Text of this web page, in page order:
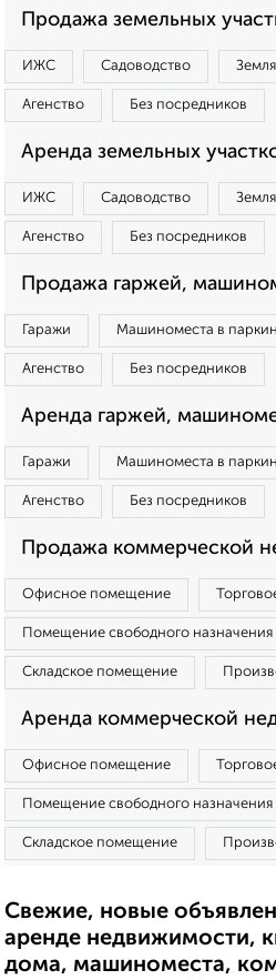
Продажа земельных
ИЖС Садоводство
Агенство Без посредников
Аренда земельных
ИЖС Садоводство
Агенство Без посредников
Продажа гаржей,
Гаражи Машиноместа в
Агенство Без посредников
Аренда гаржей,
Гаражи Машиноместа в
Агенство Без посредников
Продажа коммерческой
Офисное помещение
Помещение свободного назначения
Складское помещение
Аренда коммерческой
Офисное помещение
Помещение свободного назначения
Складское помещение
Свежие, новые
аренде недвижимости,
дома, машиноместа,